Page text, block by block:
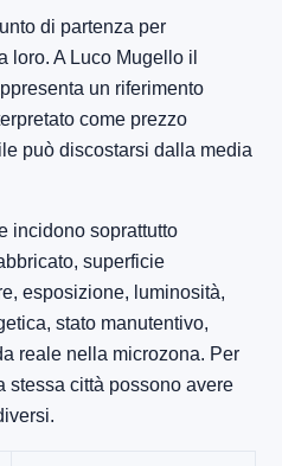
di partenza per
loro. A Luco Mugello il
un riferimento
come prezzo
può discostarsi dalla media
incidono soprattutto
superficie
esposizione, luminosità,
stato manutentivo,
reale nella microzona. Per
stessa città possono avere